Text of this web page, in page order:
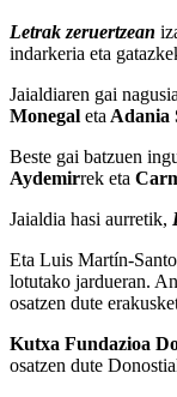
Letrak zeruertzean
indarkeria eta
Jaialdiaren gai
Monegal eta Adania
Beste gai batzuen
Aydemirrek eta
Jaialdia hasi aurretik,
Eta Luis Martín-
lotutako jardueran.
osatzen dute
Kutxa Fundazioa
osatzen dute